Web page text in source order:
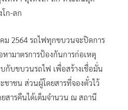
หงโก-ลก หยุดเดินรถทั้งหมด
เทพฯ-สุไหงโก-ลก ที่จะสิ้นสุด
ก-ลก
ม 2564 รถไฟทุกขบวนจะปิดการ
ามาตรการป้องกันการก่อเหตุ
กับขบวนรถไฟ เพื่อสร้างเชื่อมั่น
าชน ส่วนผู้โดยสารที่จองตั๋วไว้